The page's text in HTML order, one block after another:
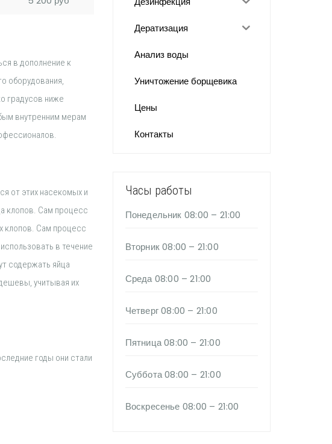
в дополнение к
оборудования,
градусов ниже
внутренним мерам
от этих насекомых и
клопов. Сам процесс
клопов. Сам процесс
в течение
содержать яйца
учитывая их
годы они стали
Дератизация
Анализ воды
Уничтожение борщевика
Цены
Контакты
Часы работы
Понедельник 08:00 – 21:00
Вторник08:00 – 21:00
Среда08:00 – 21:00
Четверг08:00 – 21:00
Пятница08:00 – 21:00
Суббота08:00 – 21:00
Воскресенье 08:00 – 21:00